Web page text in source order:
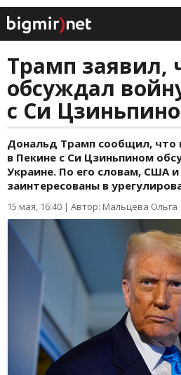
Трамп заявил,
обсуждал
с Си
Дональд Трамп сообщил, что
в Пекине с Си Цзиньпином
Украине. По его словам, США
заинтересованы в
15 мая, 16:40 | Автор: Мальцева Ольга